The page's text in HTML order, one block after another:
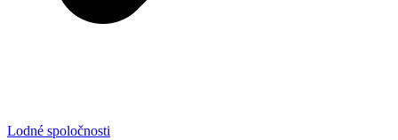
Lodné spoločnosti